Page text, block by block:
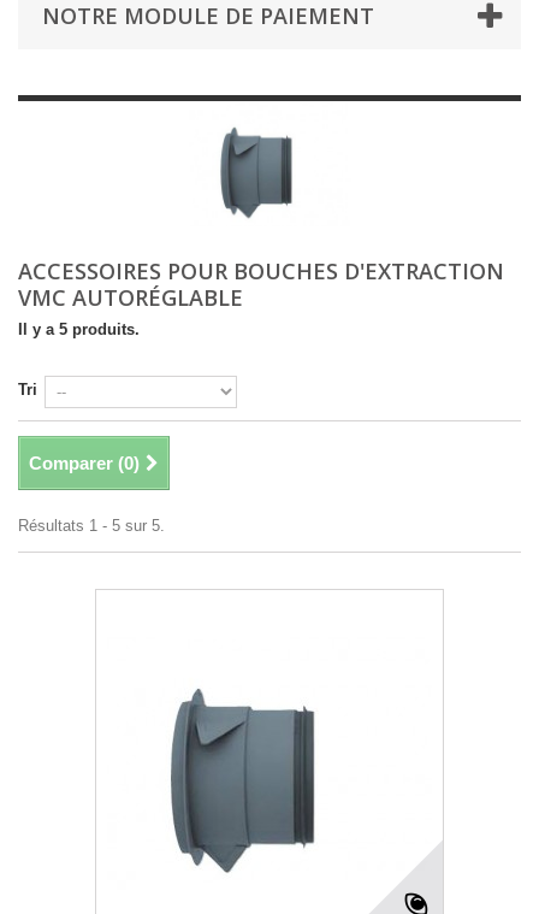
NOTRE MODULE DE PAIEMENT
ACCESSOIRES POUR BOUCHES D'EXTRACTION
VMC AUTORÉGLABLE
Il y a 5 produits.
Tri
Comparer (0)
Résultats 1 - 5 sur 5.